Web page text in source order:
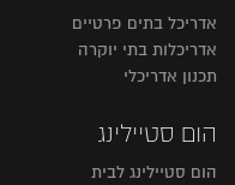
אדריכל בתים פרטיים
אדריכלות בתי יוקרה
תכנון אדריכלי
הום סטיילינג
הום סטיילינג לבית